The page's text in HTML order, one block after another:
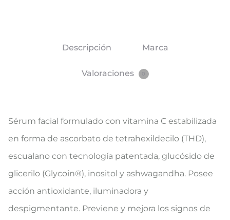
Descripción Marca
Valoraciones
Sérum facial formulado con vitamina C estabilizada
en forma de ascorbato de tetrahexildecilo (THD),
escualano con tecnología patentada, glucósido de
glicerilo (Glycoin®), inositol y ashwagandha. Posee
acción antioxidante, iluminadora y
despigmentante. Previene y mejora los signos de